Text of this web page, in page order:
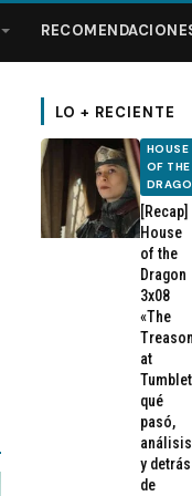
LO + RECIENTE
HOUSE
OF THE
[Recap]
House
of the
Dragon
3x08
«The
at
qué
pasó,
análisis
y detrás
de